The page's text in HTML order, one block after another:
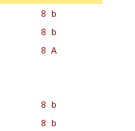
8 b
8 b
8 A
8 b
8 b